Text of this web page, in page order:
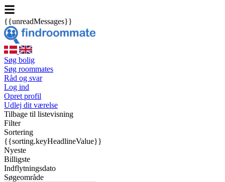
{{unreadMessages}}
Søg bolig
Søg roommates
Råd og svar
Log ind
Opret profil
Udlej dit værelse
Tilbage til listevisning
Filter
Sortering
{{sorting.keyHeadlineValue}}
Nyeste
Billigste
Indflytningsdato
Søgeområde